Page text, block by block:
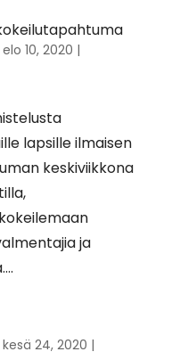
elo 10, 2020 |
lapsille ilmaisen
keskiviikkona
ja
kesä 24, 2020 |